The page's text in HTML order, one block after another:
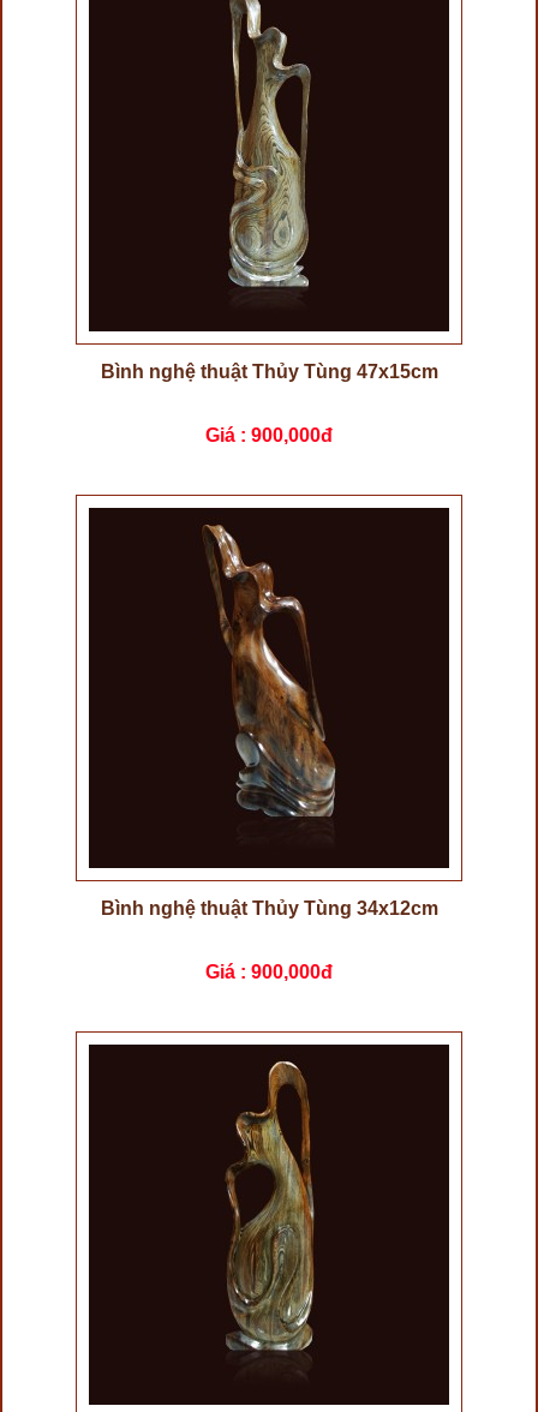
Bình nghệ thuật Thủy Tùng 47x15cm
Giá : 900,000đ
Bình nghệ thuật Thủy Tùng 34x12cm
Giá : 900,000đ